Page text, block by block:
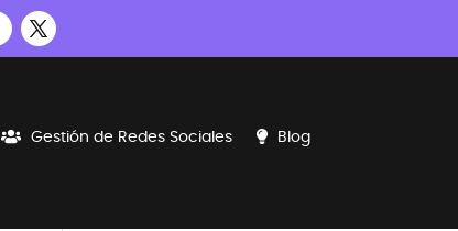
Gestión de Redes Sociales Blog